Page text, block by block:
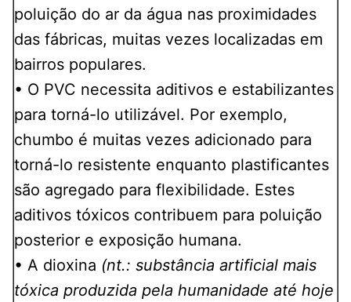
poluição do ar da água nas proximidades
das fábricas, muitas vezes localizadas em
bairros populares.
• O PVC necessita aditivos e estabilizantes
para torná-lo utilizável. Por exemplo,
chumbo é muitas vezes adicionado para
torná-lo resistente enquanto plastificantes
são agregado para flexibilidade. Estes
aditivos tóxicos contribuem para poluição
posterior e exposição humana.
• A dioxina (nt.: substância artificial mais
tóxica produzida pela humanidade até hoje